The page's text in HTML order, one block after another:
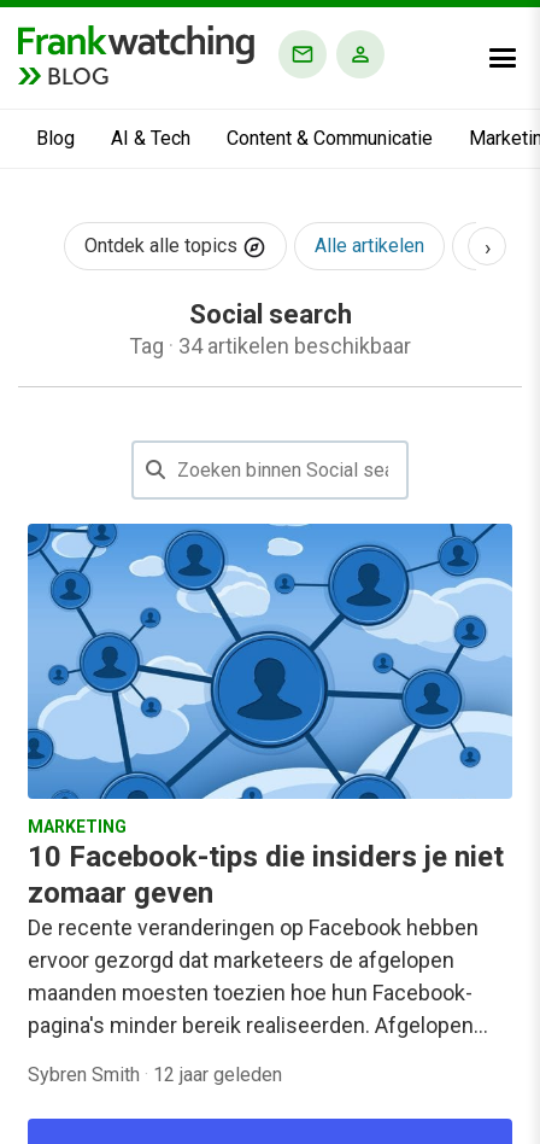
BLOG
Blog AI & Tech Content & Communicatie
Ontdek alle topics Alle artikelen AI &
›
Social search
Tag · 34 artikelen beschikbaar
MARKETING
10 Facebook-tips die insiders je niet
zomaar geven
De recente veranderingen op Facebook hebben
ervoor gezorgd dat marketeers de afgelopen
maanden moesten toezien hoe hun Facebook-
pagina's minder bereik realiseerden. Afgelopen…
Sybren Smith · 12 jaar geleden